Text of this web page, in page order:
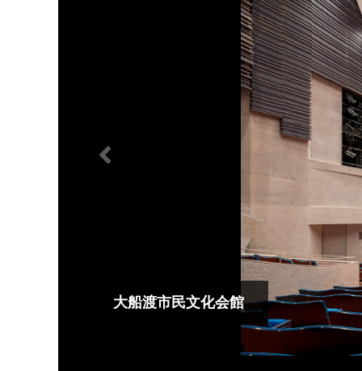
大船渡市民文化会館